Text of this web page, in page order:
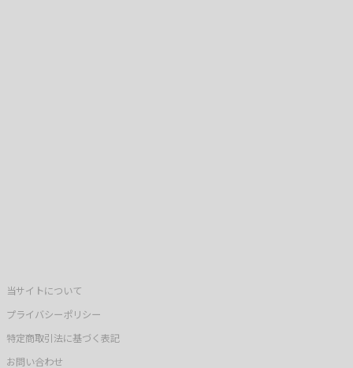
当サイトについて
プライバシーポリシー
特定商取引法に基づく表記
お問い合わせ